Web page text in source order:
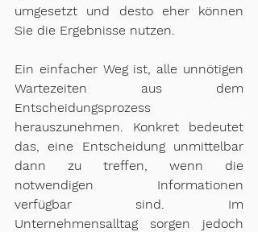
umgesetzt und desto eher können
Sie die Ergebnisse nutzen.
Ein einfacher Weg ist, alle unnötigen
Wartezeiten aus dem
Entscheidungsprozess
herauszunehmen. Konkret bedeutet
das, eine Entscheidung unmittelbar
dann zu treffen, wenn die
notwendigen Informationen
verfügbar sind. Im
Unternehmensalltag sorgen jedoch